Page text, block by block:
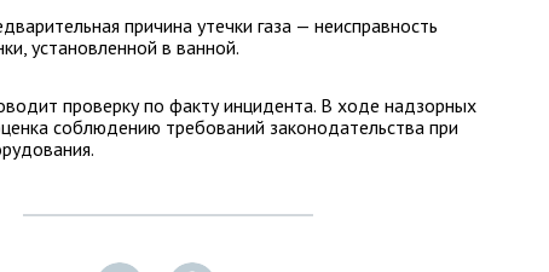
причина утечки газа — неисправность
установленной в ванной.
проверку по факту инцидента. В ходе надзорных
соблюдению требований законодательства при